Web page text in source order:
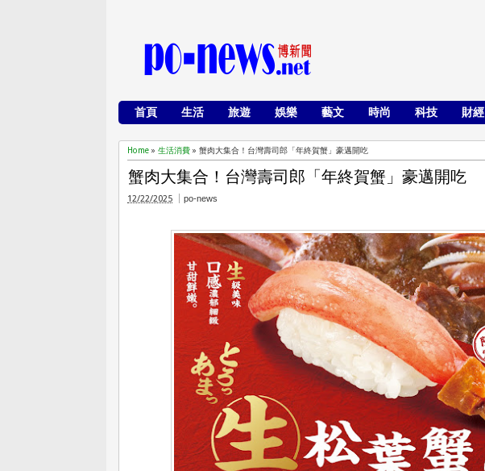
首頁 生活 旅遊 娛樂 藝文 時尚 科技 財經
Home » 生活消費 » 蟹肉大集合！台灣壽司郎「年終賀蟹」豪邁開吃
蟹肉大集合！台灣壽司郎「年終賀蟹」豪邁開吃
12/22/2025 po-news